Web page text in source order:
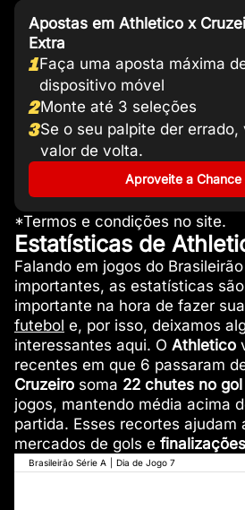
Apostas em Athletico x
Extra
1Faça uma aposta máxima
dispositivo móvel
2Monte até 3 seleções
3Se o seu palpite der
valor de volta.
Aproveite a Chance
*Termos e condições no site.
Estatísticas de
Falando em jogos do
importantes, as estatísticas
importante na hora de fazer
futebol e, por isso, deixamos
interessantes aqui. O Athletico
recentes em que 6 passaram
Cruzeirosoma 22 chutes no gol
jogos, mantendo média acima
partida. Esses recortes ajudam
mercados de gols e finalizações
Brasileirão Série A Dia de Jogo 7